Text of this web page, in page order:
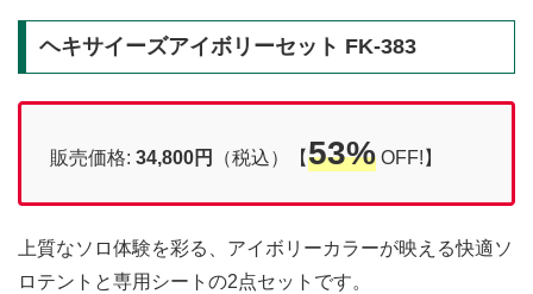
ヘキサイーズアイボリーセット FK-383
販売価格: 34,800円 （税込）【53% OFF!】
上質なソロ体験を彩る、アイボリーカラーが映える快適ソ
ロテントと専用シートの2点セットです。